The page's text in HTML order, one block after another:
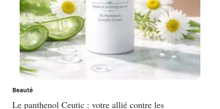
Beauté
Le panthenol Ceutic : votre allié contre les